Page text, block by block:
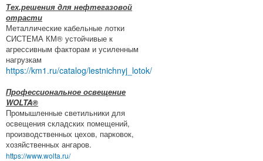
Тех.решения для нефтегазовой
отрасти
Металлические кабельные лотки
СИСТЕМА КМ® устойчивые к
агрессивным факторам и усиленным
нагрузкам
https://km1.ru/catalog/lestnichnyj_lotok/
Профессиональное освещение
WOLTA®
Промышленные светильники для
освещения складских помещений,
производственных цехов, парковок,
хозяйственных ангаров.
https://www.wolta.ru/